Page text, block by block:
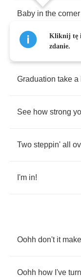
Baby in the corner
Keep ,keep up
Graduation take a
See how strong
Two steppin' all
I'm in!
Oohh don't it make
Oohh how I've
Kliknij tę
zdanie.